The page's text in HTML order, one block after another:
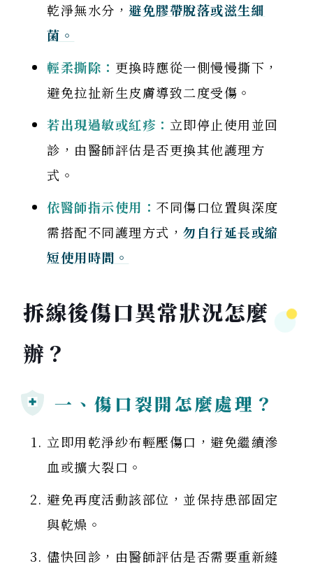
乾淨無水分， 避免膠帶脫落或滋生細
菌。
輕柔撕除： 更換時應從一側慢慢撕下，
避免拉扯新生皮膚導致二度受傷。
若出現過敏或紅疹： 立即停止使用並回
診，由醫師評估是否更換其他護理方
式。
依醫師指示使用： 不同傷口位置與深度
需搭配不同護理方式，勿自行延長或縮
短使用時間。
拆線後傷口異常狀況怎麼
辦？
一、傷口裂開怎麼處理？
立即用乾淨紗布輕壓傷口，避免繼續滲
血或擴大裂口。
避免再度活動該部位，並保持患部固定
與乾燥。
儘快回診，由醫師評估是否需要重新縫